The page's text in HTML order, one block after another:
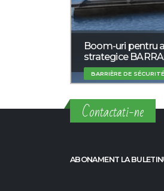
Boom-uri pentru
strategice
BARRIÈRE DE
Contactati-ne
ABONAMENT LA